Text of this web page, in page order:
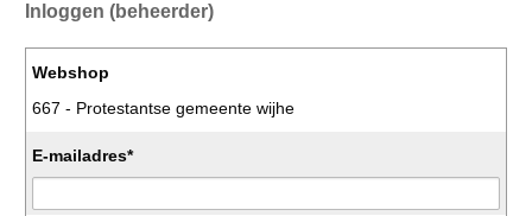
Inloggen (beheerder)
Webshop
667 - Protestantse gemeente wijhe
E-mailadres*